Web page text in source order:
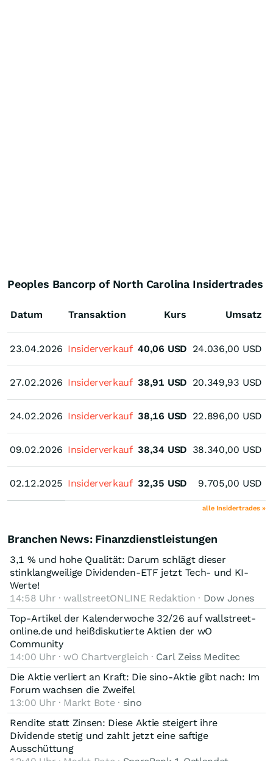
Peoples Bancorp of North Carolina Insidertrades
Datum
23.04.2026
27.02.2026
24.02.2026
09.02.2026
02.12.2025
Transaktion Kurs Umsatz
23.04.2026 Insiderverkauf 40,06 USD 24.036,00 USD
27.02.2026 Insiderverkauf 38,91 USD 20.349,93 USD
24.02.2026 Insiderverkauf 38,16 USD 22.896,00 USD
09.02.2026 Insiderverkauf 38,34 USD 38.340,00 USD
02.12.2025 Insiderverkauf 32,35 USD 9.705,00 USD
alle Insidertrades »
Branchen News: Finanzdienstleistungen
3,1 % und hohe Qualität: Darum schlägt dieser
stinklangweilige Dividenden-ETF jetzt Tech- und KI-
Werte!
14:58 Uhr · wallstreetONLINE Redaktion · Dow Jones
Top-Artikel der Kalenderwoche 32/26 auf wallstreet-
online.de und heißdiskutierte Aktien der wO
Community
14:00 Uhr · wO Chartvergleich · Carl Zeiss Meditec
Die Aktie verliert an Kraft: Die sino-Aktie gibt nach: Im
Forum wachsen die Zweifel
13:00 Uhr · Markt Bote · sino
Rendite statt Zinsen: Diese Aktie steigert ihre
Dividende stetig und zahlt jetzt eine saftige
Ausschüttung